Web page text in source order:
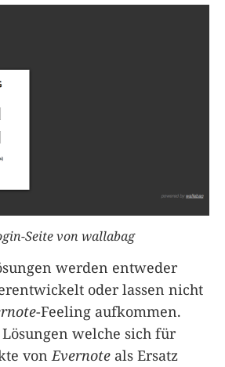
Seite von wallabag
werden entweder
oder lassen nicht
-Feeling aufkommen.
welche sich für
vonEvernote als Ersatz